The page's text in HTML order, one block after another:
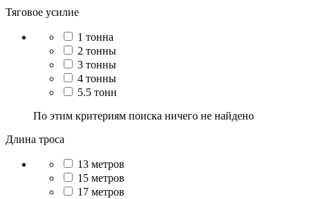
Тяговое усилие
1 тонна
2 тонны
3 тонны
4 тонны
5.5 тонн
По этим критериям поиска ничего не найдено
Длина троса
13 метров
15 метров
17 метров